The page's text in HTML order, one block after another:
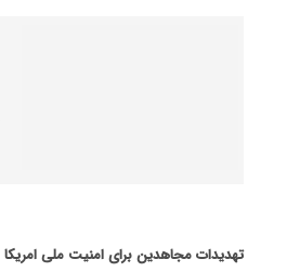
تهدیدات مجاهدین برای امنیت ملی امریکا